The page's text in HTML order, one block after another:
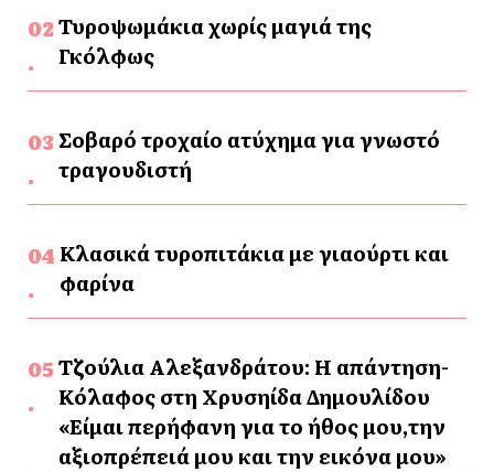
Τυροψωμάκια χωρίς μαγιά της
Γκόλφως
Σοβαρό τροχαίο ατύχημα για γνωστό
τραγουδιστή
Κλασικά τυροπιτάκια με γιαούρτι και
φαρίνα
Τζούλια Αλεξανδράτου: Η απάντηση-
Κόλαφος στη Χρυσηίδα Δημουλίδου
«Είμαι περήφανη για το ήθος μου,την
αξιοπρέπειά μου και την εικόνα μου»